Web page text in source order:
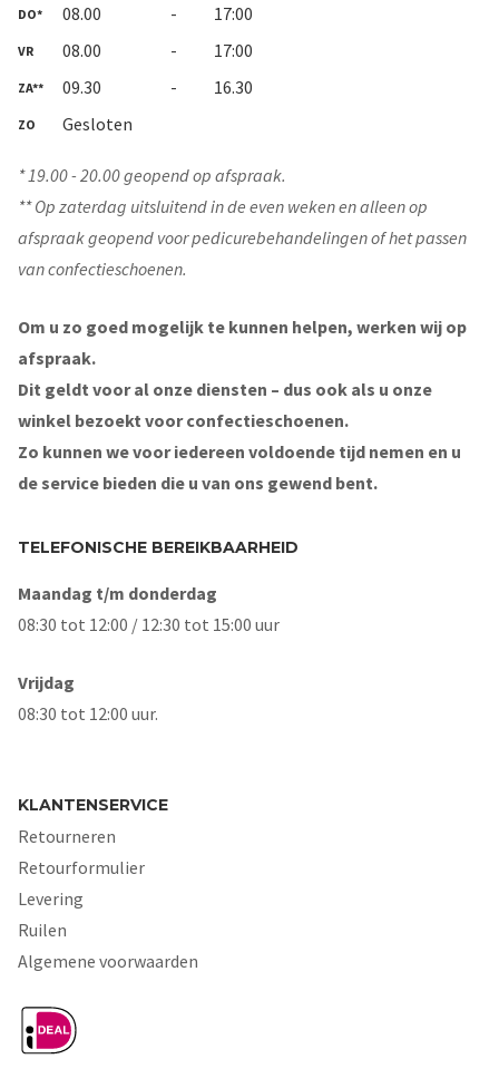
DO* 08.00 - 17:00
VR 08.00 - 17:00
ZA** 09.30 - 16.30
ZO Gesloten
* 19.00 - 20.00 geopend op afspraak.
** Op zaterdag uitsluitend in de even weken en alleen op
afspraak geopend voor pedicurebehandelingen of het passen
van confectieschoenen.
Om u zo goed mogelijk te kunnen helpen, werken wij op
afspraak.
Dit geldt voor al onze diensten – dus ook als u onze
winkel bezoekt voor confectieschoenen.
Zo kunnen we voor iedereen voldoende tijd nemen en u
de service bieden die u van ons gewend bent.
TELEFONISCHE BEREIKBAARHEID
Maandag t/m donderdag
08:30 tot 12:00 / 12:30 tot 15:00 uur
Vrijdag
08:30 tot 12:00 uur.
KLANTENSERVICE
Retourneren
Retourformulier
Levering
Ruilen
Algemene voorwaarden